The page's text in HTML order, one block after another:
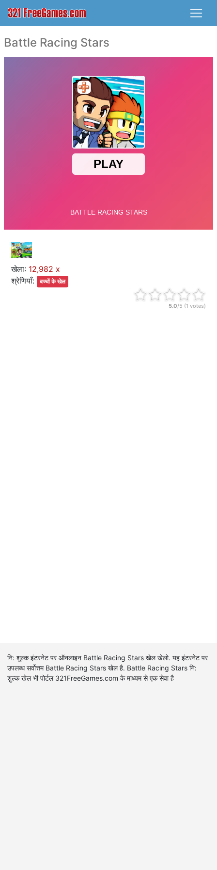
Battle Racing Stars
खेला: 12,982 x
श्रेणियाँ:
बच्चों के खेल
5.0/5 (1 votes)
नि: शुल्क इंटरनेट पर ऑनलाइन Battle Racing Stars खेल खेलो. यह इंटरनेट पर
उपलब्ध सर्वोत्तम Battle Racing Stars खेल है. Battle Racing Stars नि:
शुल्क खेल भी पोर्टल 321FreeGames.com के माध्यम से एक सेवा है